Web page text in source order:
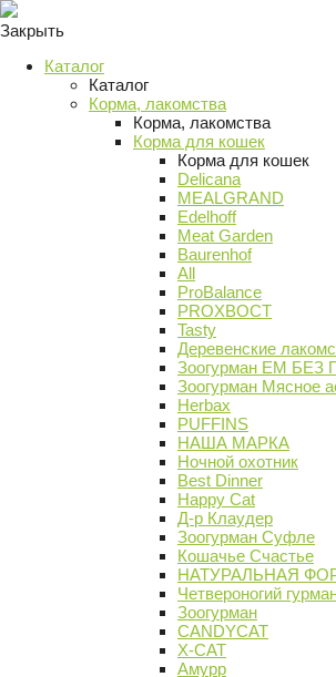
Закрыть
Каталог
Каталог
Корма, лакомства
Корма, лакомства
Корма для кошек
Корма для кошек
Delicana
MEALGRAND
Edelhoff
Meat Garden
Baurenhof
All
ProBalance
PROХВОСТ
Tasty
Деревенские
Зоогурман ЕМ
Зоогурман Мясное
Herbax
PUFFINS
НАША МАРКА
Ночной охотник
Best Dinner
Happy Cat
Д-р Клаудер
Зоогурман Суфле
Кошачье Счастье
НАТУРАЛЬНАЯ
Четвероногий
Зоогурман
CANDYCAT
X-CAT
Амурр